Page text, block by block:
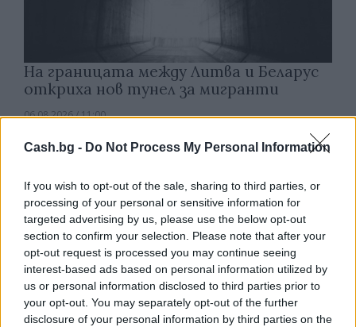
Cash.bg - Do Not Process My Personal Information
If you wish to opt-out of the sale, sharing to third parties, or
processing of your personal or sensitive information for
targeted advertising by us, please use the below opt-out
section to confirm your selection. Please note that after your
opt-out request is processed you may continue seeing
interest-based ads based on personal information utilized by
us or personal information disclosed to third parties prior to
your opt-out. You may separately opt-out of the further
disclosure of your personal information by third parties on the
На границата между Литва и Беларус
откриха нов тунел за мигранти
06.08.2026 / 11:00